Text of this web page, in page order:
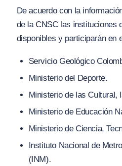
De acuerdo con la
de la CNSC las instituciones
disponibles y participarán en
Servicio Geológico
Ministerio del Deporte.
Ministerio de las Cultural,
Ministerio de Educación
Ministerio de Ciencia,
Instituto Nacional de
(INM).